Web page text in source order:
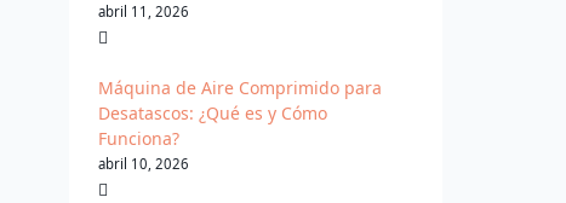
abril 11, 2026
Máquina de Aire Comprimido para
Desatascos: ¿Qué es y Cómo
Funciona?
abril 10, 2026